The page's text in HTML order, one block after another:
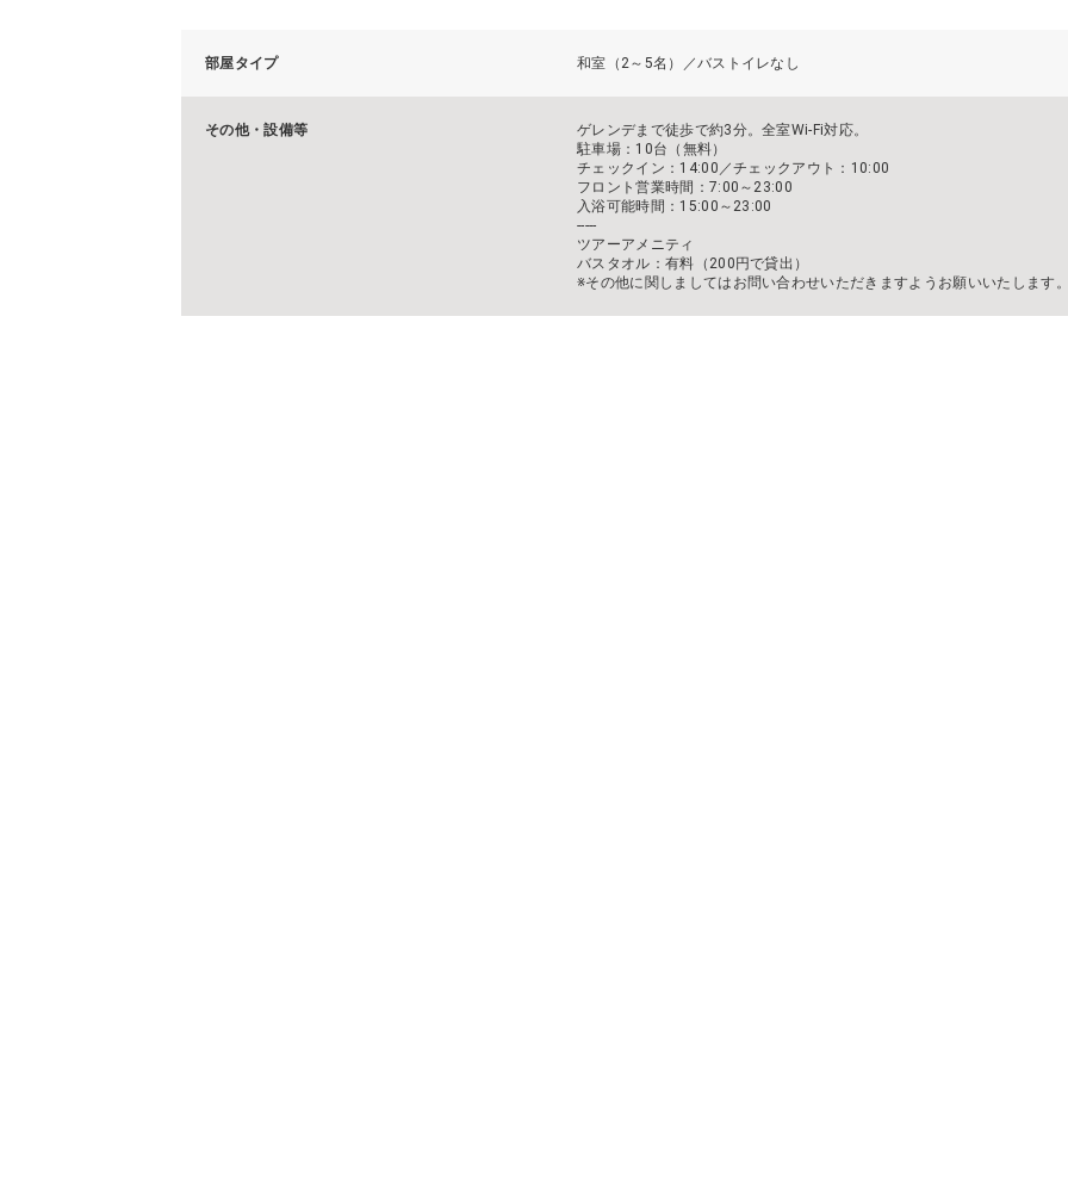
部屋タイプ 和室（2～5名）／バストイレなし
その他・設備等
ゲレンデまで徒歩で約3分。全室Wi-Fi対応。
駐車場：10台（無料）
チェックイン：14:00／チェックアウト：10:00
フロント営業時間：7:00～23:00
入浴可能時間：15:00～23:00
-----
ツアーアメニティ
バスタオル：有料（200円で貸出）
※その他に関しましてはお問い合わせいただきますようお願いいたします